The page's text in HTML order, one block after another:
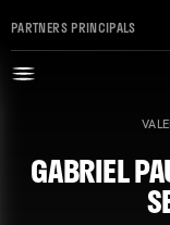
PARTNERS PRINCIPALS
GABRIEL